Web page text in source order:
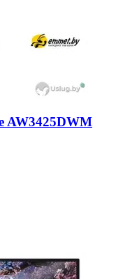
AW3425DWM